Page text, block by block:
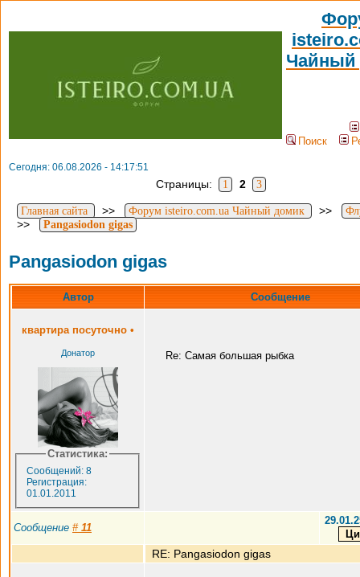
Чайный
Поиск
Сегодня: 06.08.2026 - 14:17:51
Страницы: 1 2 3
Главная сайта >> Форум isteiro.com.ua Чайный домик >>
>> Pangasiodon gigas
Pangasiodon gigas
Автор Сообщение
квартира посуточно •
Донатор
Статистика:
Сообщений: 8
Регистрация:
01.01.2011
Re: Самая большая рыбка
Сообщение # 11
RE: Pangasiodon gigas